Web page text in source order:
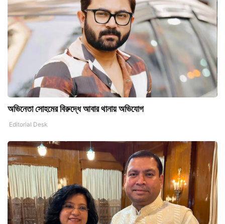
অভিনেতা সোহমের বিরুদ্ধে আবার থানায় অভিযোগ
Editorial Desk